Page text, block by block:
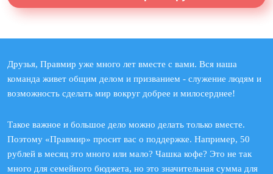
Друзья, Правмир уже много лет вместе с вами. Вся наша
команда живет общим делом и призванием - служение людям и
возможность сделать мир вокруг добрее и милосерднее!
Такое важное и большое дело можно делать только вместе.
Поэтому «Правмир» просит вас о поддержке. Например, 50
рублей в месяц это много или мало? Чашка кофе? Это не так
много для семейного бюджета, но это значительная сумма для